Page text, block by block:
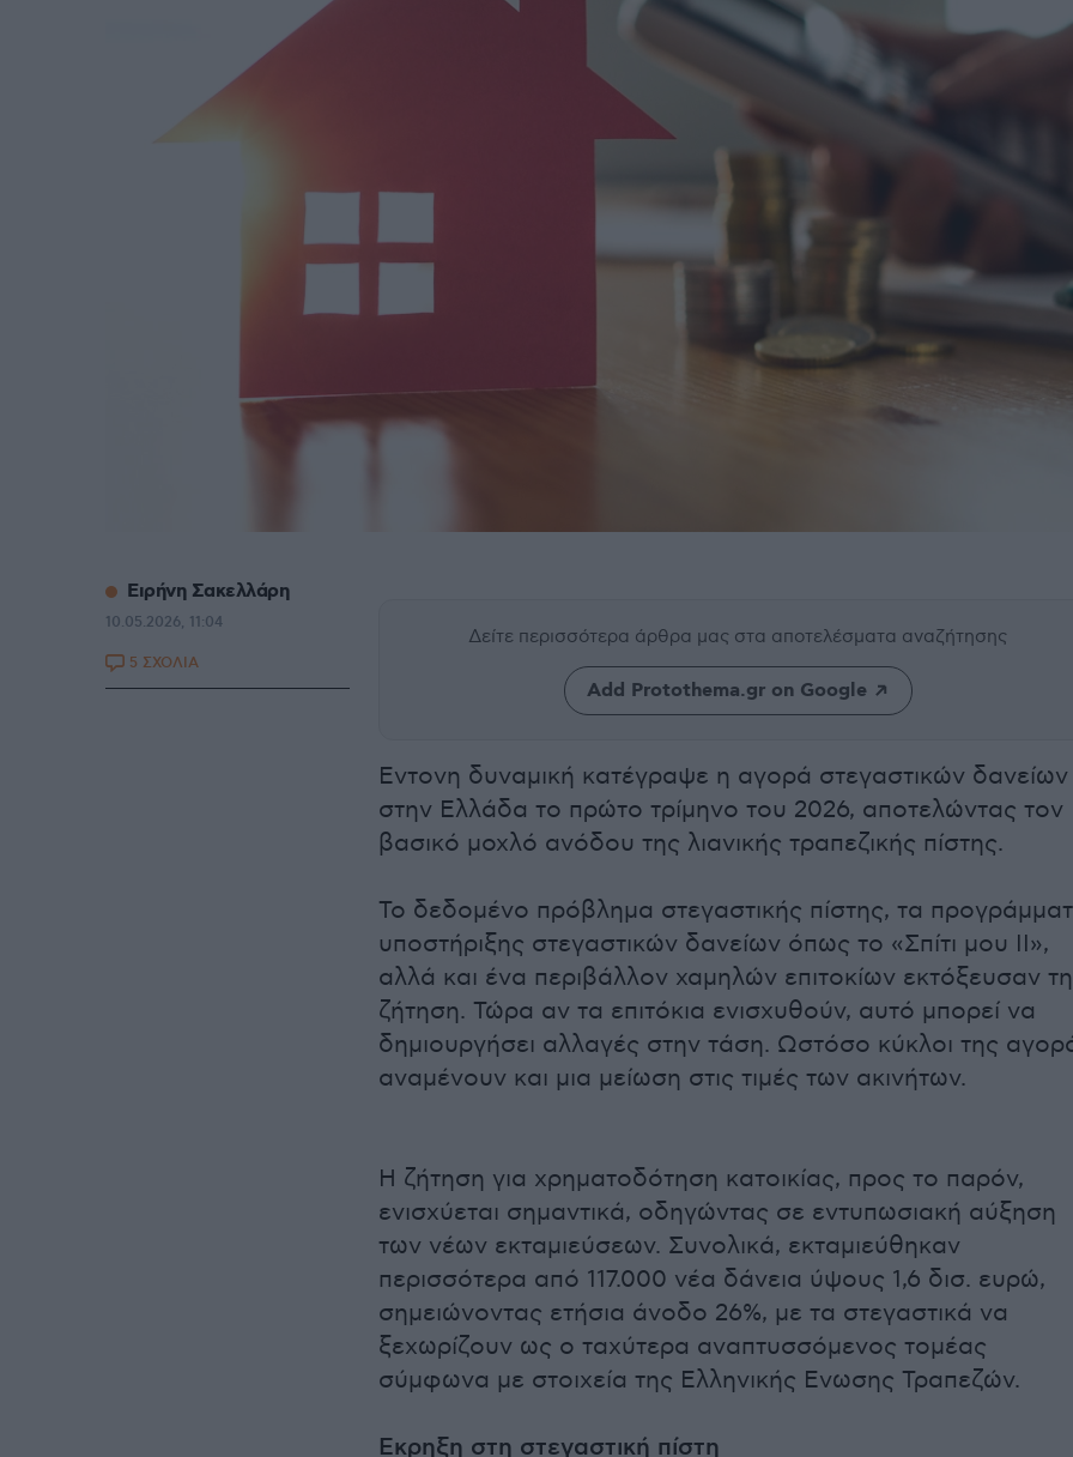
Δείτε περισσότερα άρθρα μας στα αποτελέσματα αναζήτησης
Add Protothema.gr on Google
Εντονη δυναμική κατέγραψε η αγορά στεγαστικών δανείων
στην Ελλάδα το πρώτο τρίμηνο του 2026, αποτελώντας τον
βασικό μοχλό ανόδου της λιανικής τραπεζικής πίστης.
Το δεδομένο πρόβλημα στεγαστικής πίστης, τα
υποστήριξης στεγαστικών δανείων όπως το «Σπίτι μου ΙΙ»,
αλλά και ένα περιβάλλον χαμηλών επιτοκίων εκτόξευσαν τη
ζήτηση. Τώρα αν τα επιτόκια ενισχυθούν, αυτό μπορεί να
δημιουργήσει αλλαγές στην τάση. Ωστόσο κύκλοι της
αναμένουν και μια μείωση στις τιμές των ακινήτων.
Η ζήτηση για χρηματοδότηση κατοικίας, προς το παρόν,
ενισχύεται σημαντικά, οδηγώντας σε εντυπωσιακή αύξηση
των νέων εκταμιεύσεων. Συνολικά, εκταμιεύθηκαν
περισσότερα από 117.000 νέα δάνεια ύψους 1,6 δισ. ευρώ,
σημειώνοντας ετήσια άνοδο 26%, με τα στεγαστικά να
ξεχωρίζουν ως ο ταχύτερα αναπτυσσόμενος τομέας
σύμφωνα με στοιχεία της Ελληνικής Ενωσης Τραπεζών.
Εκρηξη στη στεγαστική πίστη
Ειρήνη Σακελλάρη
10.05.2026, 11:04
5 ΣΧΟΛΙΑ